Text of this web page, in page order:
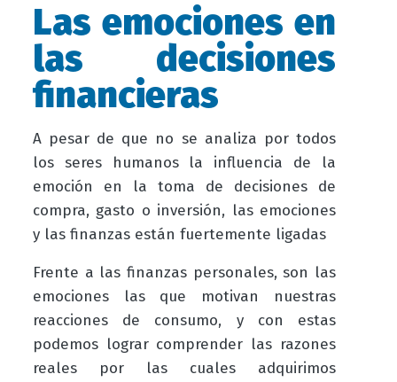
Las emociones en
las decisiones
financieras
A pesar de que no se analiza por todos
los seres humanos la influencia de la
emoción en la toma de decisiones de
compra, gasto o inversión, las emociones
y las finanzas están fuertemente ligadas
Frente a las finanzas personales, son las
emociones las que motivan nuestras
reacciones de consumo, y con estas
podemos lograr comprender las razones
reales por las cuales adquirimos